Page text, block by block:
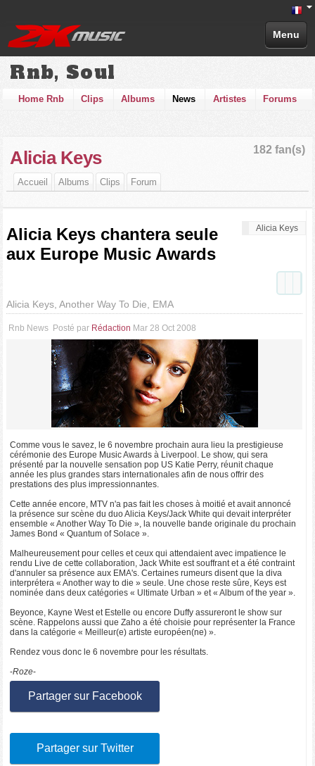
Menu
Rnb, Soul
Home Rnb Clips Albums News Artistes Forums
182 fan(s)
Alicia Keys
Accueil Albums Clips Forum
Alicia Keys
Alicia Keys chantera seule
aux Europe Music Awards
Alicia Keys, Another Way To Die, EMA
Rnb News Posté par Rédaction Mar 28 Oct 2008
Comme vous le savez, le 6 novembre prochain aura lieu la prestigieuse
cérémonie des Europe Music Awards à Liverpool. Le show, qui sera
présenté par la nouvelle sensation pop US Katie Perry, réunit chaque
année les plus grandes stars internationales afin de nous offrir des
prestations des plus impressionnantes.
Cette année encore, MTV n'a pas fait les choses à moitié et avait annoncé
la présence sur scène du duo Alicia Keys/Jack White qui devait interpréter
ensemble « Another Way To Die », la nouvelle bande originale du prochain
James Bond « Quantum of Solace ».
Malheureusement pour celles et ceux qui attendaient avec impatience le
rendu Live de cette collaboration, Jack White est souffrant et a été contraint
d'annuler sa présence aux EMA's. Certaines rumeurs disent que la diva
interprétera « Another way to die » seule. Une chose reste sûre, Keys est
nominée dans deux catégories « Ultimate Urban » et « Album of the year ».
Beyonce, Kayne West et Estelle ou encore Duffy assureront le show sur
scène. Rappelons aussi que Zaho a été choisie pour représenter la France
dans la catégorie « Meilleur(e) artiste européen(ne) ».
Rendez vous donc le 6 novembre pour les résultats.
-Roze-
Partager sur Facebook
Partager sur Twitter